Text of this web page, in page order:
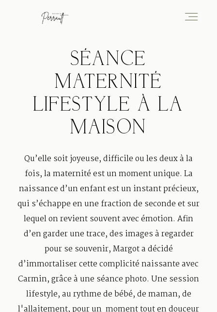
SÉANCE
MATERNITÉ
LIFESTYLE À LA
MAISON
Qu’elle soit joyeuse, difficile ou les deux à la
fois, la maternité est un moment unique. La
naissance d’un enfant est un instant précieux,
qui s’échappe en une fraction de seconde et sur
lequel on revient souvent avec émotion. Afin
d’en garder une trace, des images à regarder
pour se souvenir, Margot a décidé
d’immortaliser cette complicité naissante avec
Carmin, grâce à une séance photo. Une session
lifestyle, au rythme de bébé, de maman, de
Portfolio
Services
Journal
À Propos
Contact